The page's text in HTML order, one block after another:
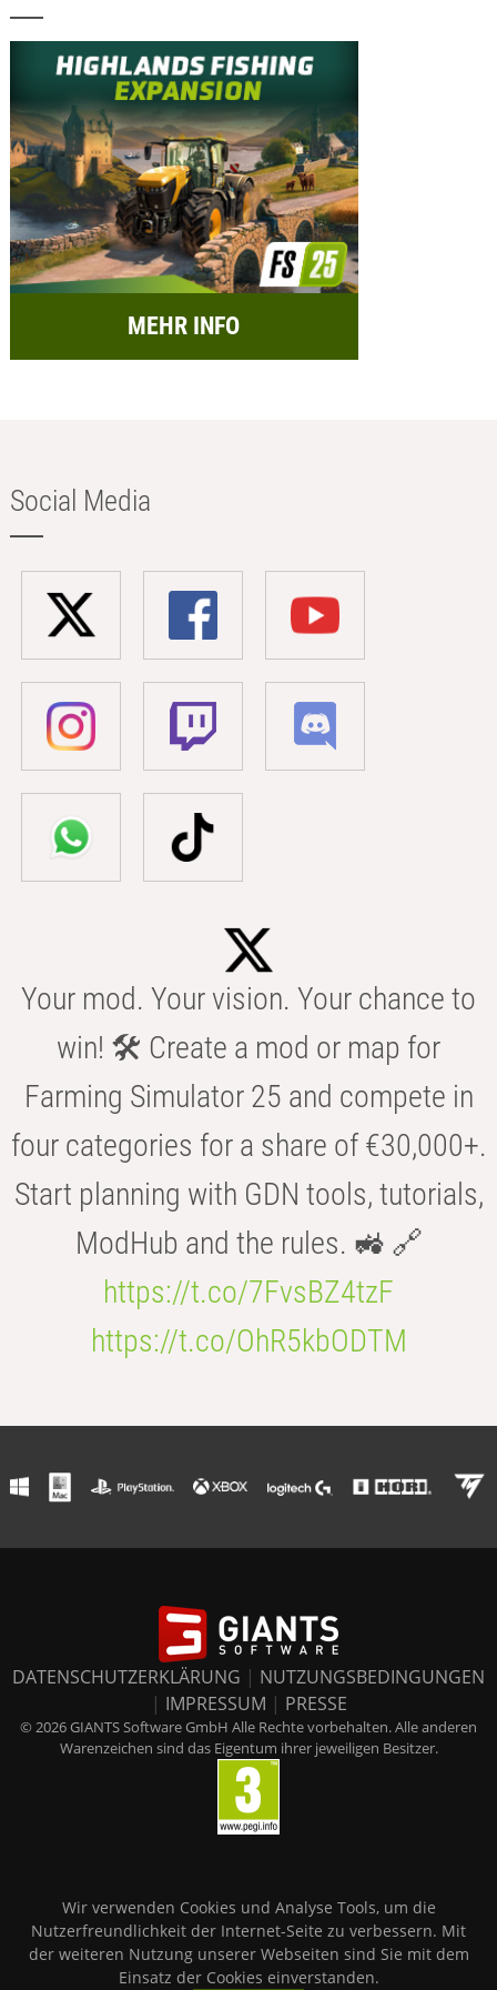
MEHR INFO
Social Media
Your mod. Your vision. Your chance to
win! 🛠️ Create a mod or map for
Farming Simulator 25 and compete in
four categories for a share of €30,000+.
Start planning with GDN tools, tutorials,
ModHub and the rules. 🚜 🔗
https://t.co/7FvsBZ4tzF
https://t.co/OhR5kbODTM
DATENSCHUTZERKLÄRUNG | NUTZUNGSBEDINGUNGEN
| IMPRESSUM | PRESSE
© 2026 GIANTS Software GmbH Alle Rechte vorbehalten. Alle anderen
Warenzeichen sind das Eigentum ihrer jeweiligen Besitzer.
Wir verwenden Cookies und Analyse Tools, um die
Nutzerfreundlichkeit der Internet-Seite zu verbessern. Mit
der weiteren Nutzung unserer Webseiten sind Sie mit dem
Einsatz der Cookies einverstanden.